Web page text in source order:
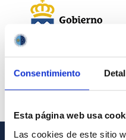
Consentimiento
Esta página web usa
Las cookies de este sitio